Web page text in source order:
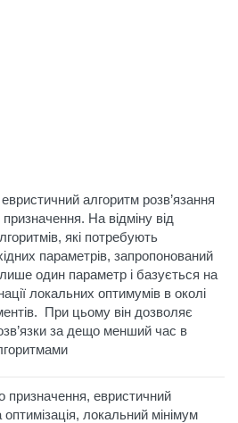
алгоритм розв’язання
На відміну від
які потребують
параметрів, запропонований
один параметр і базується на
локальних оптимумів в околі
При цьому він дозволяє
за дещо менший час в
призначення, евристичний
локальний мінімум